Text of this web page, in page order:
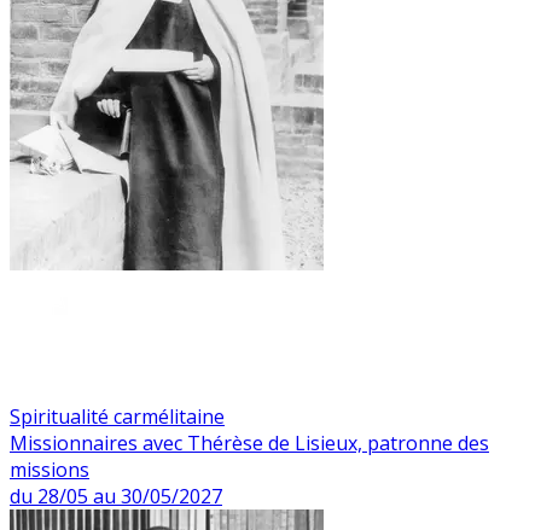
Spiritualité carmélitaine
Missionnaires avec Thérèse de Lisieux, patronne des
missions
du 28/05 au 30/05/2027